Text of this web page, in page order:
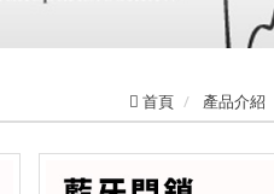
首頁 產品介紹